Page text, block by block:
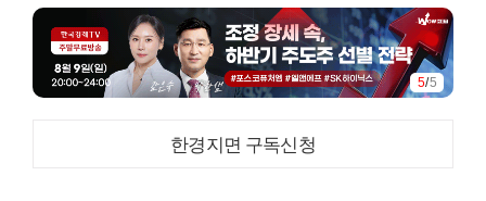
5/5
한경지면 구독신청